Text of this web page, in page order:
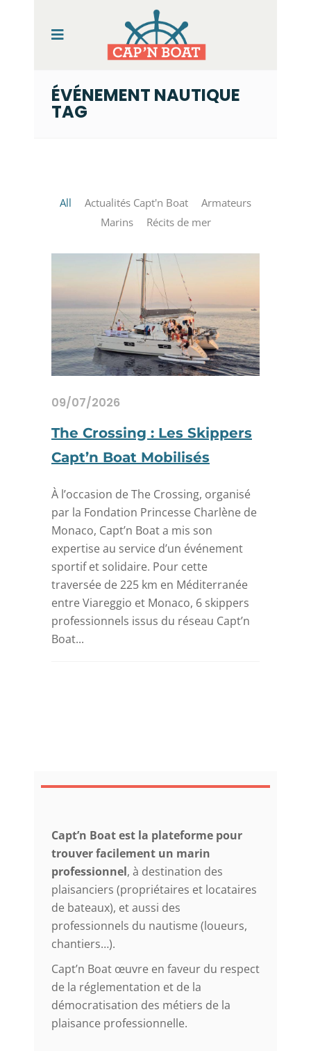
ÉVÉNEMENT NAUTIQUE
TAG
All Actualités Capt'n Boat
Armateurs
Marins
Récits de mer
09/07/2026
The Crossing : Les Skippers
Capt’n Boat Mobilisés
À l’occasion de The Crossing, organisé
par la Fondation Princesse Charlène de
Monaco, Capt’n Boat a mis son
expertise au service d’un événement
sportif et solidaire. Pour cette
traversée de 225 km en Méditerranée
entre Viareggio et Monaco, 6 skippers
professionnels issus du réseau Capt’n
Boat...
Capt’n Boat est la plateforme pour
trouver facilement un marin
professionnel, à destination des
plaisanciers (propriétaires et locataires
de bateaux), et aussi des
professionnels du nautisme (loueurs,
chantiers…).
Capt’n Boat œuvre en faveur du respect
de la réglementation et de la
démocratisation des métiers de la
plaisance professionnelle.